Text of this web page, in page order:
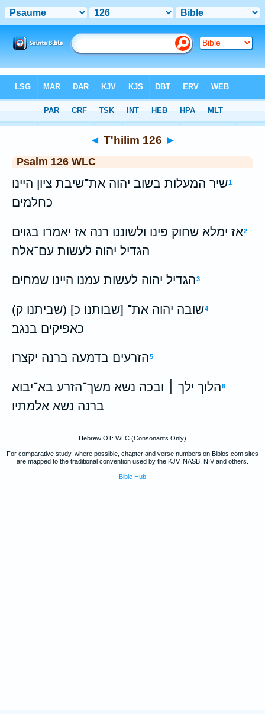
> T'hilim 126
◄ T'hilim 126 ►
Psalm 126 WLC
1שיר המעלות בשוב יהוה את־שיבת ציון היינו
כחלמים׃
2אז ימלא שחוק פינו ולשוננו רנה אז יאמרו בגוים
הגדיל יהוה לעשות עם־אלה׃
3הגדיל יהוה לעשות עמנו היינו שמחים׃
4שובה יהוה את־ [שבותנו כ] (שביתנו ק)
כאפיקים בנגב׃
5הזרעים בדמעה ברנה יקצרו׃
6הלוך ילך ׀ ובכה נשא משך־הזרע בא־יבוא
ברנה נשא אלמתיו׃
Hebrew OT: WLC (Consonants Only)
For comparative study, where possible, chapter and verse numbers on Biblos.com sites
are mapped to the traditional convention used by the KJV, NASB, NIV and others.
Bible Hub